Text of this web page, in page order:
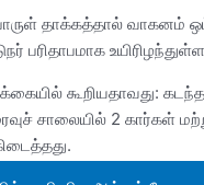
தாக்கத்தால் வாகனம்
பரிதாபமாக
கூறியதாவது:
சாலையில் 2 கார்கள்